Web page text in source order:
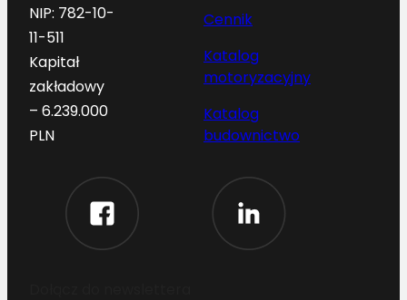
NIP: 782-10-
11-511
Kapitał
zakładowy
– 6.239.000
PLN
Cennik
Katalog
motoryzacyjny
Katalog
budownictwo